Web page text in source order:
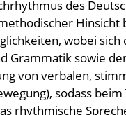
des
Hinsicht
wobei sich
Grammatik sowie
von verbalen,
sodass beim
rhythmische